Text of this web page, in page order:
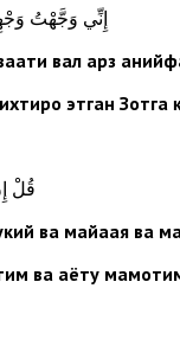
إِنِّي وَجَّهْتُ
вал арз
этган
قُلْ
ва маҳйаая ва
ва ҳаёту